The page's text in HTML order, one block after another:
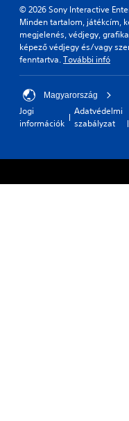
© 2026 Sony Interactive
Minden tartalom, játékcím,
megjelenés, védjegy,
képező védjegy és/vagy
fenntartva.További infó
Magyarország
Jogi
információk
Adatvédelmi
szabályzat